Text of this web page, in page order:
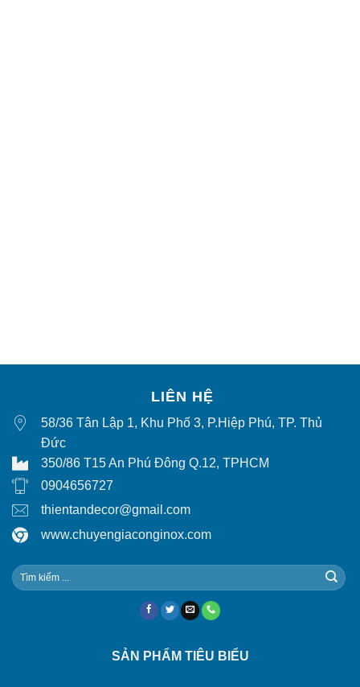
LIÊN HỆ
58/36 Tân Lập 1, Khu Phố 3, P.Hiệp Phú, TP. Thủ
Đức
350/86 T15 An Phú Đông Q.12, TPHCM
0904656727
thientandecor@gmail.com
www.chuyengiaconginox.com
SẢN PHẨM TIÊU BIỂU